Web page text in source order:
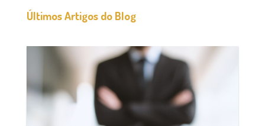
Últimos Artigos do Blog